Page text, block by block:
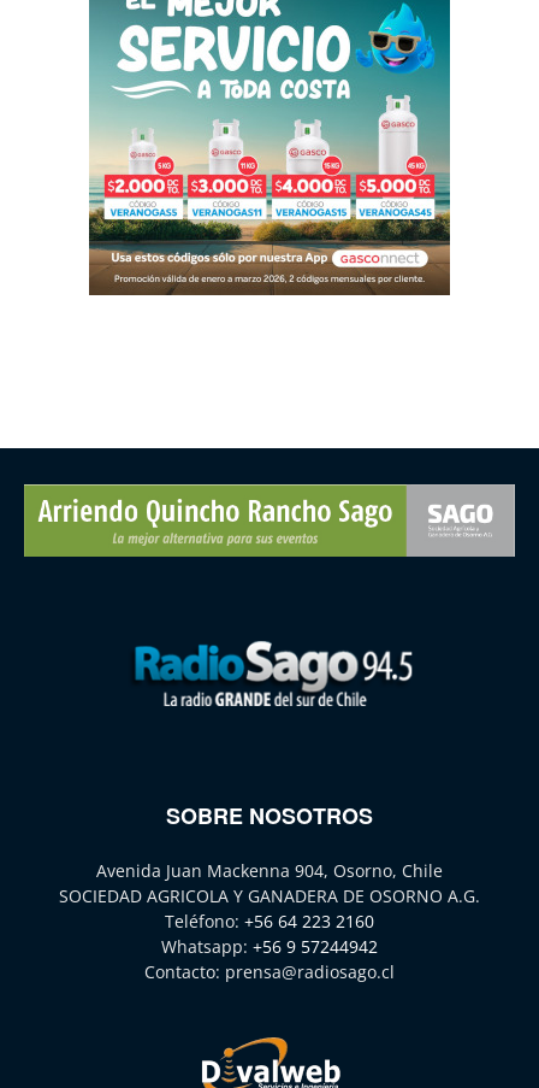
SOBRE NOSOTROS
Avenida Juan Mackenna 904, Osorno, Chile
SOCIEDAD AGRICOLA Y GANADERA DE OSORNO A.G.
Teléfono: +56 64 223 2160
Whatsapp: +56 9 57244942
Contacto: prensa@radiosago.cl